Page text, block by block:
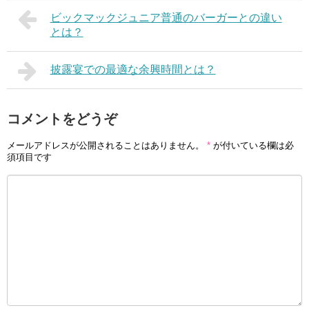
ビックマックジュニア普通のバーガーとの違い
とは？
披露宴での最適な余興時間とは？
コメントをどうぞ
メールアドレスが公開されることはありません。 * が付いている欄は必
須項目です